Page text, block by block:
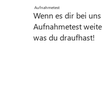
Aufnahmetest
Wenn es dir bei
Aufnahmetest
was du draufhast!